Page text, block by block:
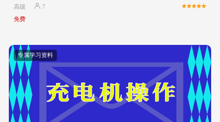
高级
7
免费
专属学习资料